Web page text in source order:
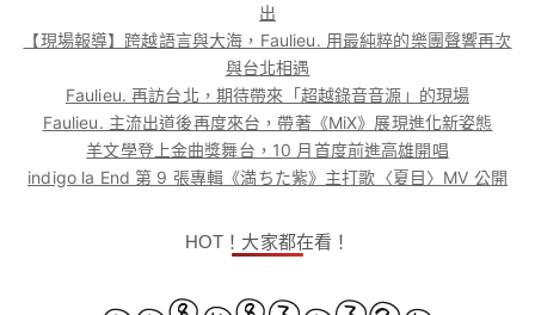
出
【現場報導】跨越語言與大海，Faulieu. 用最純粹的樂團聲響再次
與台北相遇
Faulieu. 再訪台北，期待帶來「超越錄音音源」的現場
Faulieu. 主流出道後再度來台，帶著《MiX》展現進化新姿態
羊文學登上金曲獎舞台，10 月首度前進高雄開唱
indigo la End 第 9 張專輯《満ちた紫》主打歌〈夏目〉MV 公開
HOT！大家都在看！